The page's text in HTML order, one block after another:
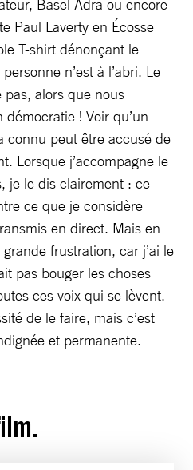
Basel Adra ou encore
Paul Laverty en Écosse
T-shirt dénonçant le
n’est à l’abri. Le
alors que nous
! Voir qu’un
connu peut être accusé de
Lorsque j’accompagne le
je le dis clairement : ce
ce que je considère
en direct. Mais en
frustration, car j’ai le
pas bouger les choses
ces voix qui se lèvent.
de le faire, mais c’est
et permanente.